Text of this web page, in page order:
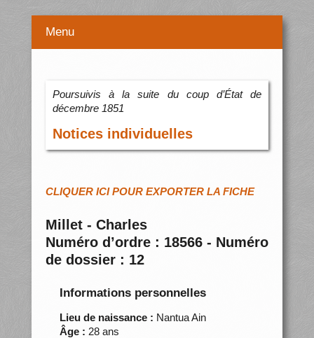
Menu
Poursuivis à la suite du coup d’État de
décembre 1851
Notices individuelles
CLIQUER ICI POUR EXPORTER LA FICHE
Millet - Charles
Numéro d’ordre : 18566 - Numéro
de dossier : 12
Informations personnelles
Lieu de naissance : Nantua Ain
Âge : 28 ans